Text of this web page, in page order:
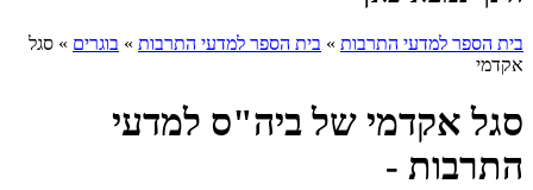
בית הספר למדעי התרבות » בית הספר למדעי התרבות » בוגרים » סגל
אקדמי
סגל אקדמי של ביה"ס למדעי
התרבות -